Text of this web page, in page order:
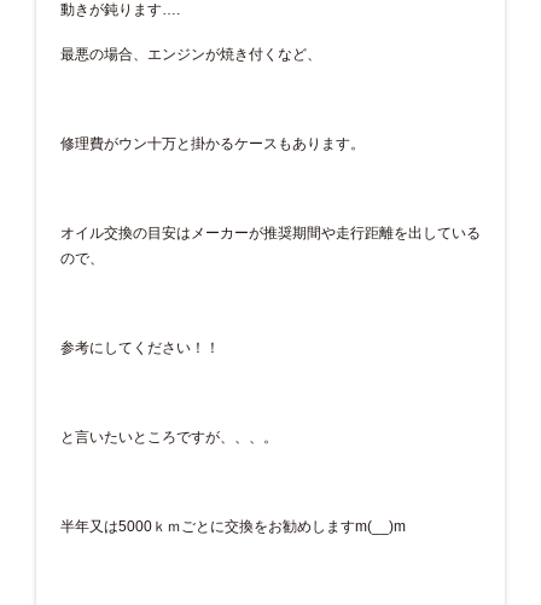
動きが鈍ります….
最悪の場合、エンジンが焼き付くなど、
修理費がウン十万と掛かるケースもあります。
オイル交換の目安はメーカーが推奨期間や走行距離を出している
ので、
参考にしてください！！
と言いたいところですが、、、。
半年又は5000ｋｍごとに交換をお勧めしますm(__)m